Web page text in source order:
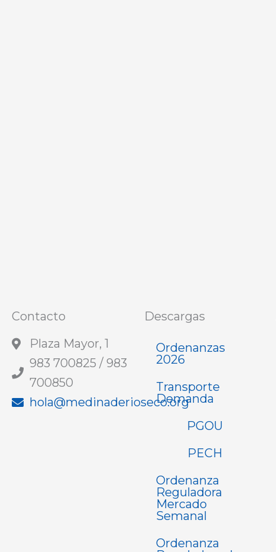
Contacto
Plaza Mayor, 1
983 700825 / 983
700850
hola@medinaderioseco.org
Descargas
Ordenanzas
2026
Transporte
Demanda
PGOU
PECH
Ordenanza
Reguladora
Mercado
Semanal
Ordenanza